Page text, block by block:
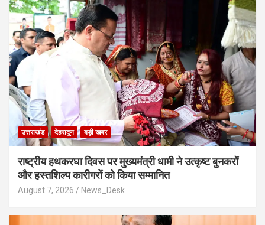
उत्तराखंड देहरादून बड़ी खबर
राष्ट्रीय हथकरघा दिवस पर मुख्यमंत्री धामी ने उत्कृष्ट बुनकरों
और हस्तशिल्प कारीगरों को किया सम्मानित
August 7, 2026 News_Desk